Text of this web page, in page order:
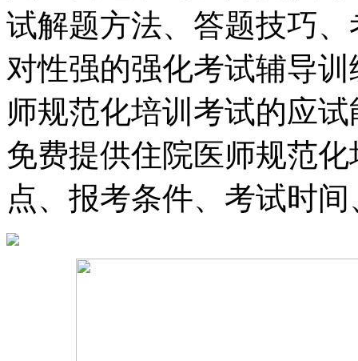
试解题方法、答题技巧
对性强的强化考试辅导
师规范化培训考试的应
免费提供住院医师规范
点、报考条件、考试时